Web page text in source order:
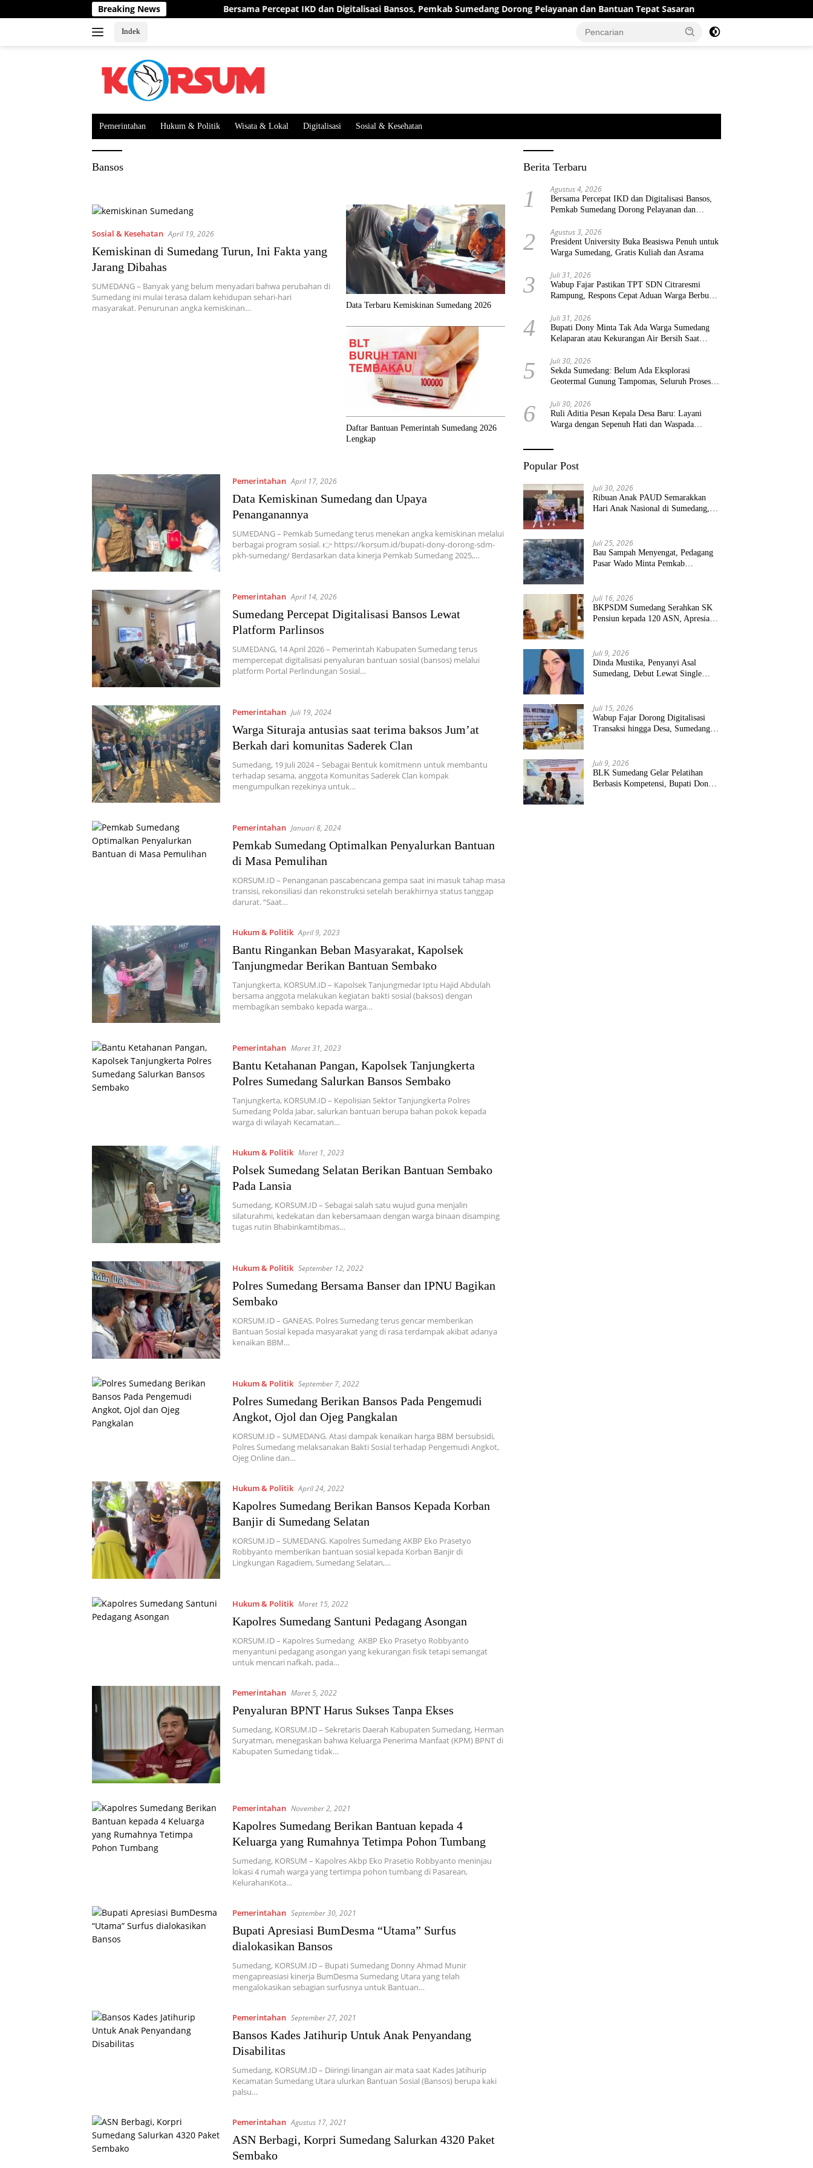
ke
Breaking NewsBersama Percepat IKD dan Digitalisasi Bansos, Pemkab Sumedang Dorong Pelayanan dan Bantuan Tepat Sasaran President University Buka
Indek
Pemerintahan Hukum & Politik Wisata & Lokal Digitalisasi Sosial & Kesehatan
Bansos
Sosial & Kesehatan April 19, 2026
Kemiskinan di Sumedang Turun, Ini Fakta yang
Jarang Dibahas
SUMEDANG – Banyak yang belum menyadari bahwa perubahan di
Sumedang ini mulai terasa dalam kehidupan sehari-hari
masyarakat. Penurunan angka kemiskinan…
Data Terbaru Kemiskinan Sumedang 2026
Daftar Bantuan Pemerintah Sumedang 2026
Lengkap
Pemerintahan April 17, 2026
Data Kemiskinan Sumedang dan Upaya
Penanganannya
SUMEDANG – Pemkab Sumedang terus menekan angka kemiskinan melalui
berbagai program sosial. 👉 https://korsum.id/bupati-dony-dorong-sdm-
pkh-sumedang/ Berdasarkan data kinerja Pemkab Sumedang 2025,…
Pemerintahan April 14, 2026
Sumedang Percepat Digitalisasi Bansos Lewat
Platform Parlinsos
SUMEDANG, 14 April 2026 – Pemerintah Kabupaten Sumedang terus
mempercepat digitalisasi penyaluran bantuan sosial (bansos) melalui
platform Portal Perlindungan Sosial…
Pemerintahan Juli 19, 2024
Warga Situraja antusias saat terima baksos Jum’at
Berkah dari komunitas Saderek Clan
Sumedang, 19 Juli 2024 – Sebagai Bentuk komitmenn untuk membantu
terhadap sesama, anggota Komunitas Saderek Clan kompak
mengumpulkan rezekinya untuk…
Pemerintahan Januari 8, 2024
Pemkab Sumedang Optimalkan Penyalurkan Bantuan
di Masa Pemulihan
KORSUM.ID – Penanganan pascabencana gempa saat ini masuk tahap masa
transisi, rekonsiliasi dan rekonstruksi setelah berakhirnya status tanggap
darurat. “Saat…
Hukum & Politik April 9, 2023
Bantu Ringankan Beban Masyarakat, Kapolsek
Tanjungmedar Berikan Bantuan Sembako
Tanjungkerta, KORSUM.ID – Kapolsek Tanjungmedar Iptu Hajid Abdulah
bersama anggota melakukan kegiatan bakti sosial (baksos) dengan
membagikan sembako kepada warga…
Pemerintahan Maret 31, 2023
Bantu Ketahanan Pangan, Kapolsek Tanjungkerta
Polres Sumedang Salurkan Bansos Sembako
Tanjungkerta, KORSUM.ID – Kepolisian Sektor Tanjungkerta Polres
Sumedang Polda Jabar, salurkan bantuan berupa bahan pokok kepada
warga di wilayah Kecamatan…
Hukum & Politik Maret 1, 2023
Polsek Sumedang Selatan Berikan Bantuan Sembako
Pada Lansia
Sumedang, KORSUM.ID – Sebagai salah satu wujud guna menjalin
silaturahmi, kedekatan dan kebersamaan dengan warga binaan disamping
tugas rutin Bhabinkamtibmas…
Hukum & Politik September 12, 2022
Polres Sumedang Bersama Banser dan IPNU Bagikan
Sembako
KORSUM.ID – GANEAS. Polres Sumedang terus gencar memberikan
Bantuan Sosial kepada masyarakat yang di rasa terdampak akibat adanya
kenaikan BBM…
Hukum & Politik September 7, 2022
Polres Sumedang Berikan Bansos Pada Pengemudi
Angkot, Ojol dan Ojeg Pangkalan
KORSUM.ID – SUMEDANG. Atasi dampak kenaikan harga BBM bersubsidi,
Polres Sumedang melaksanakan Bakti Sosial terhadap Pengemudi Angkot,
Ojeg Online dan…
Hukum & Politik April 24, 2022
Kapolres Sumedang Berikan Bansos Kepada Korban
Banjir di Sumedang Selatan
KORSUM.ID – SUMEDANG. Kapolres Sumedang AKBP Eko Prasetyo
Robbyanto memberikan bantuan sosial kepada Korban Banjir di
Lingkungan Ragadiem, Sumedang Selatan,…
Hukum & Politik Maret 15, 2022
Kapolres Sumedang Santuni Pedagang Asongan
KORSUM.ID – Kapolres Sumedang AKBP Eko Prasetyo Robbyanto
menyantuni pedagang asongan yang kekurangan fisik tetapi semangat
untuk mencari nafkah, pada…
Pemerintahan Maret 5, 2022
Penyaluran BPNT Harus Sukses Tanpa Ekses
Sumedang, KORSUM.ID – Sekretaris Daerah Kabupaten Sumedang, Herman
Suryatman, menegaskan bahwa Keluarga Penerima Manfaat (KPM) BPNT di
Kabupaten Sumedang tidak…
Pemerintahan November 2, 2021
Kapolres Sumedang Berikan Bantuan kepada 4
Keluarga yang Rumahnya Tetimpa Pohon Tumbang
Sumedang, KORSUM – Kapolres Akbp Eko Prasetio Robbyanto meninjau
lokasi 4 rumah warga yang tertimpa pohon tumbang di Pasarean,
KelurahanKota…
Pemerintahan September 30, 2021
Bupati Apresiasi BumDesma “Utama” Surfus
dialokasikan Bansos
Sumedang, KORSUM.ID – Bupati Sumedang Donny Ahmad Munir
mengapreasiasi kinerja BumDesma Sumedang Utara yang telah
mengalokasikan sebagian surfusnya untuk Bantuan…
Pemerintahan September 27, 2021
Bansos Kades Jatihurip Untuk Anak Penyandang
Disabilitas
Sumedang, KORSUM.ID – Diiringi linangan air mata saat Kades Jatihurip
Kecamatan Sumedang Utara ulurkan Bantuan Sosial (Bansos) berupa kaki
palsu…
Pemerintahan Agustus 17, 2021
ASN Berbagi, Korpri Sumedang Salurkan 4320 Paket
Sembako
Berita Terbaru
1 Agustus 4, 2026
Bersama Percepat IKD dan Digitalisasi Bansos,
Pemkab Sumedang Dorong Pelayanan dan
2 Agustus 3, 2026
President University Buka Beasiswa Penuh untuk
Warga Sumedang, Gratis Kuliah dan Asrama
3 Juli 31, 2026
Wabup Fajar Pastikan TPT SDN Citraresmi
Rampung, Respons Cepat Aduan Warga Berbuah
4 Juli 31, 2026
Bupati Dony Minta Tak Ada Warga Sumedang
Kelaparan atau Kekurangan Air Bersih Saat
5 Juli 30, 2026
Sekda Sumedang: Belum Ada Eksplorasi
Geotermal Gunung Tampomas, Seluruh Proses
6 Juli 30, 2026
Ruli Aditia Pesan Kepala Desa Baru: Layani
Warga dengan Sepenuh Hati dan Waspada
Popular Post
Juli 30, 2026
Ribuan Anak PAUD Semarakkan
Hari Anak Nasional di Sumedang,
Juli 25, 2026
Bau Sampah Menyengat, Pedagang
Pasar Wado Minta Pemkab
Juli 16, 2026
BKPSDM Sumedang Serahkan SK
Pensiun kepada 120 ASN, Apresiasi
Juli 9, 2026
Dinda Mustika, Penyanyi Asal
Sumedang, Debut Lewat Single
Juli 15, 2026
Wabup Fajar Dorong Digitalisasi
Transaksi hingga Desa, Sumedang
Juli 9, 2026
BLK Sumedang Gelar Pelatihan
Berbasis Kompetensi, Bupati Dony